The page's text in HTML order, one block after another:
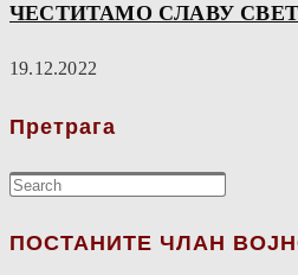
ЧЕСТИТАМО СЛАВУ
19.12.2022
Претрага
ПОСТАНИТЕ ЧЛАН